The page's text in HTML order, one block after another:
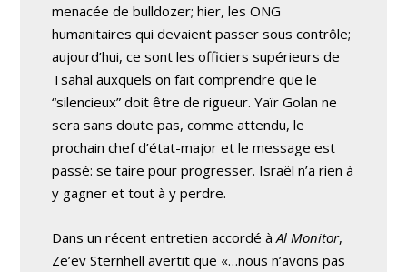
menacée de bulldozer; hier, les ONG
humanitaires qui devaient passer sous contrôle;
aujourd’hui, ce sont les officiers supérieurs de
Tsahal auxquels on fait comprendre que le
“silencieux” doit être de rigueur. Yaïr Golan ne
sera sans doute pas, comme attendu, le
prochain chef d’état-major et le message est
passé: se taire pour progresser. Israël n’a rien à
y gagner et tout à y perdre.
Dans un récent entretien accordé àAl Monitor,
Ze’ev Sternhell avertit que «…nous n’avons pas